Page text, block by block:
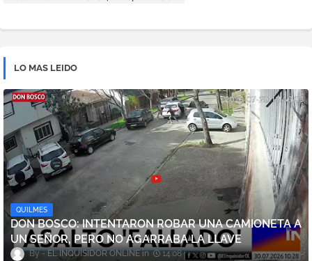
LO MAS LEIDO
QUILMES
DON BOSCO: INTENTARON ROBAR UNA CAMIONETA A
UN SEÑOR, PERO NO AGARRABA LA LLAVE
EL INQUISIDOR ONLINE 14:08